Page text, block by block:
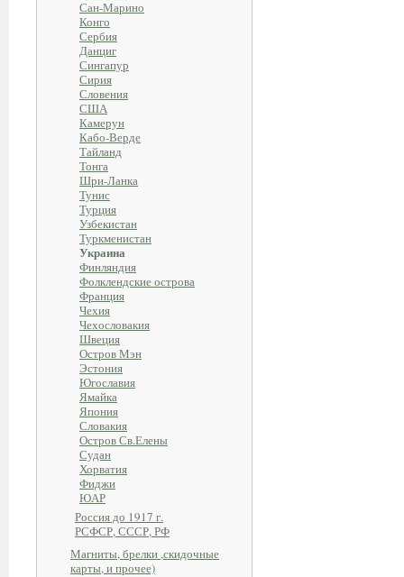
Сан-Марино
Конго
Сербия
Данциг
Сингапур
Сирия
Словения
США
Камерун
Кабо-Верде
Тайланд
Тонга
Шри-Ланка
Тунис
Турция
Узбекистан
Туркменистан
Украина
Финляндия
Фолклендские острова
Франция
Чехия
Чехословакия
Швеция
Остров Мэн
Эстония
Югославия
Ямайка
Япония
Словакия
Остров Св.Елены
Судан
Хорватия
Фиджи
ЮАР
Россия до 1917 г.
РСФСР, СССР, РФ
Магниты, брелки ,скидочные
карты, и прочее)